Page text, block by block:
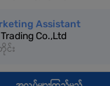
Assistant
Co.,Ltd
င်း